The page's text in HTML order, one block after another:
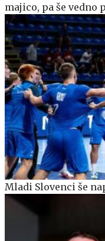
majico, pa še vedno
Mladi Slovenci še